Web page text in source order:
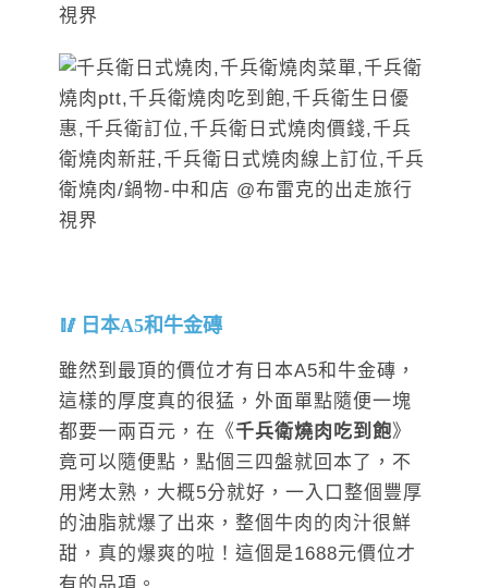
日本A5和牛金磚
雖然到最頂的價位才有日本A5和牛金磚，
這樣的厚度真的很猛，外面單點隨便一塊
都要一兩百元，在《千兵衛燒肉吃到飽》
竟可以隨便點，點個三四盤就回本了，不
用烤太熟，大概5分就好，一入口整個豐厚
的油脂就爆了出來，整個牛肉的肉汁很鮮
甜，真的爆爽的啦！這個是1688元價位才